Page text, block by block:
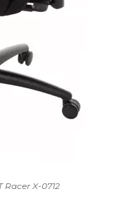
Racer X-0712